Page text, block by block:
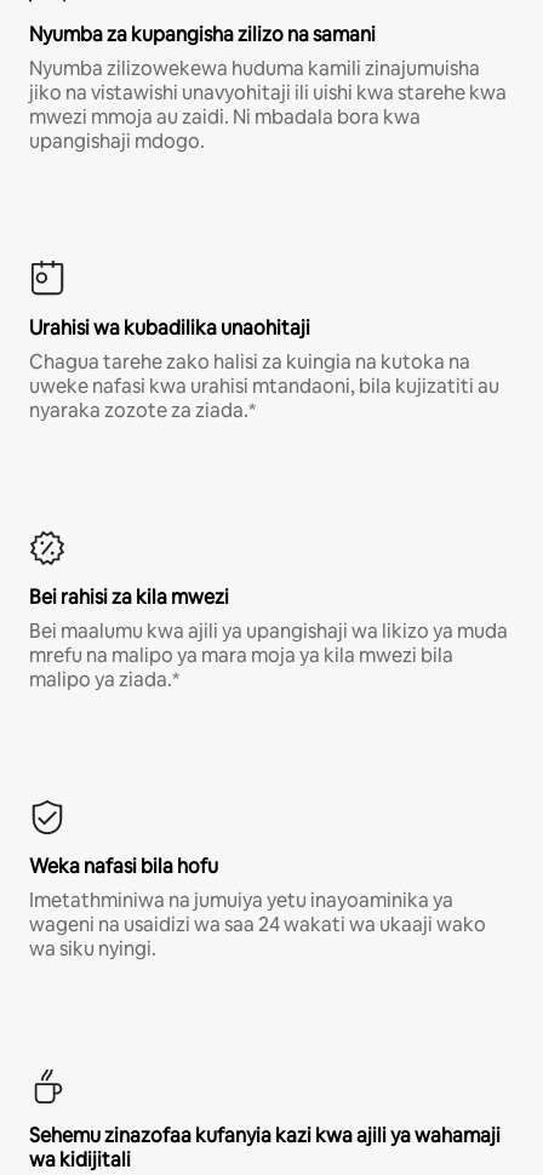
Nyumba za kupangisha zilizo na samani
Nyumba zilizowekewa huduma kamili zinajumuisha
jiko na vistawishi unavyohitaji ili uishi kwa starehe kwa
mwezi mmoja au zaidi. Ni mbadala bora kwa
upangishaji mdogo.
Urahisi wa kubadilika unaohitaji
Chagua tarehe zako halisi za kuingia na kutoka na
uweke nafasi kwa urahisi mtandaoni, bila kujizatiti au
nyaraka zozote za ziada.*
Bei rahisi za kila mwezi
Bei maalumu kwa ajili ya upangishaji wa likizo ya muda
mrefu na malipo ya mara moja ya kila mwezi bila
malipo ya ziada.*
Weka nafasi bila hofu
Imetathminiwa na jumuiya yetu inayoaminika ya
wageni na usaidizi wa saa 24 wakati wa ukaaji wako
wa siku nyingi.
Sehemu zinazofaa kufanyia kazi kwa ajili ya wahamaji
wa kidijitali